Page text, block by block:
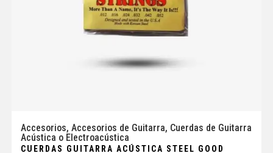
Accesorios, Accesorios de Guitarra, Cuerdas de Guitarra
Acústica o Electroacústica
CUERDAS GUITARRA ACÚSTICA STEEL GOOD